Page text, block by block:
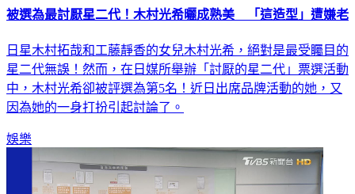
被選為最討厭星二代！木村光希曬成熟美 「這造型」遭嫌老
日星木村拓哉和工藤靜香的女兒木村光希，絕對是最受矚目的
星二代無誤！然而，在日媒所舉辦「討厭的星二代」票選活動
中，木村光希卻被評選為第5名！近日出席品牌活動的她，又
因為她的一身打扮引起討論了。
娛樂